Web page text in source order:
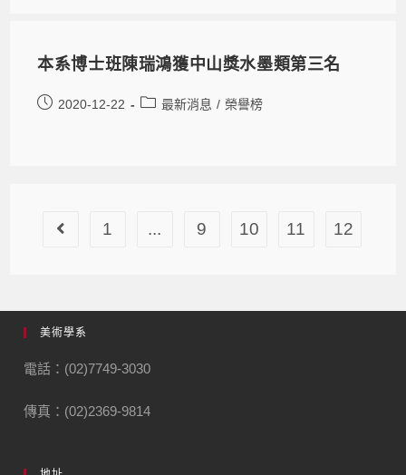
本系博士班陳瑞鴻獲中山獎水墨類第三名
2020-12-22 最新消息 / 榮譽榜
1 ... 9 10 11 12
美術學系
電話：(02)7749-3030
傳真：(02)2369-9814